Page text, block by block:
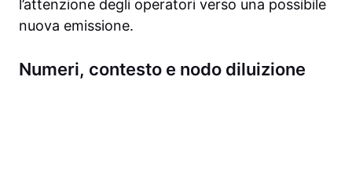
l’attenzione degli operatori verso una possibile
nuova emissione.
Numeri, contesto e nodo diluizione